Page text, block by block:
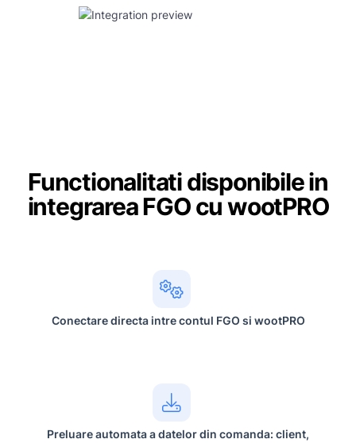
Functionalitati disponibile in
integrarea FGO cu wootPRO
Conectare directa intre contul FGO si wootPRO
Preluare automata a datelor din comanda: client,